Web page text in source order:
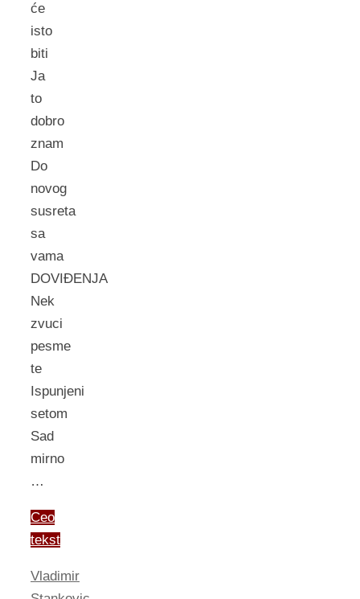
će
isto
biti
Ja
to
dobro
znam
Do
novog
susreta
sa
vama
DOVIĐENJA
Nek
zvuci
pesme
te
Ispunjeni
setom
Sad
mirno
…
Ceo
tekst
Vladimir